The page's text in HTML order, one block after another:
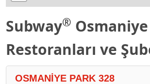
Subway®
Restoranları ve
OSMANİYE PARK 328